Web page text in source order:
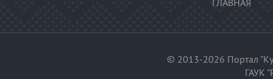
© 2013-2026 Портал
ГАУК